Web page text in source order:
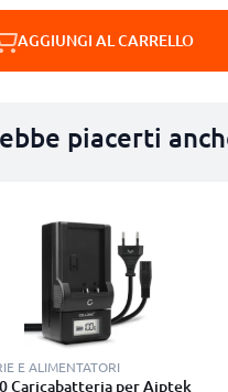
AGGIUNGI AL CARRELLO
piacerti
E ALIMENTATORI
Caricabatteria per Aiptek